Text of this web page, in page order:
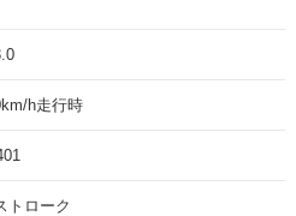
h走行時
トローク